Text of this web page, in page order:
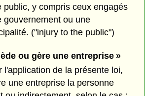
public, y compris ceux engagés
gouvernement ou une
("injury to the public")
ou gère une entreprise »
l'application de la présente loi,
une entreprise la personne